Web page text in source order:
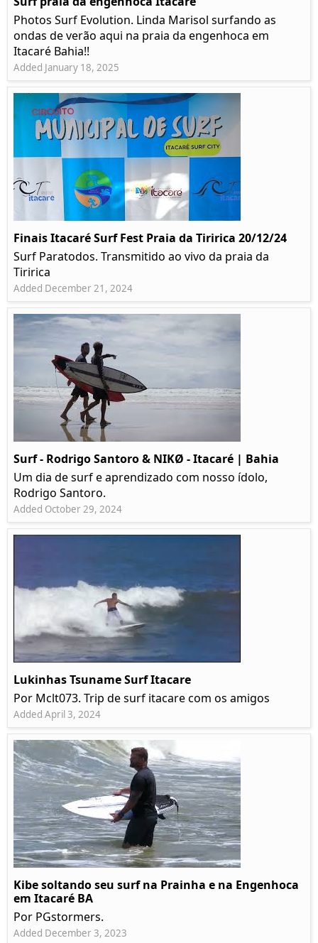
Photos Surf Evolution. Linda Marisol surfando as
ondas de verão aqui na praia da engenhoca em
Itacaré Bahia!!
Added January 18, 2025
Finais Itacaré Surf Fest Praia da Tiririca 20/12/24
Surf Paratodos. Transmitido ao vivo da praia da
Tiririca
Added December 21, 2024
Surf - Rodrigo Santoro & NIKØ - Itacaré | Bahia
Um dia de surf e aprendizado com nosso ídolo,
Rodrigo Santoro.
Added October 29, 2024
Lukinhas Tsuname Surf Itacare
Por Mclt073. Trip de surf itacare com os amigos
Added April 3, 2024
Kibe soltando seu surf na Prainha e na Engenhoca
em Itacaré BA
Por PGstormers.
Added December 3, 2023